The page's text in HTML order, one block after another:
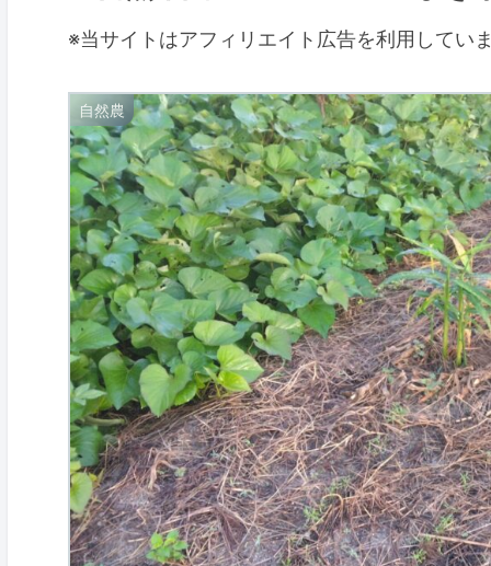
※当サイトはアフィリエイト広告を利用してい
自然農